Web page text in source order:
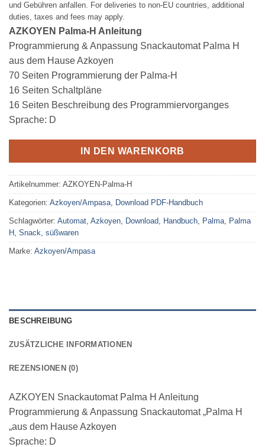
und Gebühren anfallen. For deliveries to non-EU countries, additional
duties, taxes and fees may apply.
AZKOYEN Palma-H Anleitung
Programmierung & Anpassung Snackautomat Palma H
aus dem Hause Azkoyen
70 Seiten Programmierung der Palma-H
16 Seiten Schaltpläne
16 Seiten Beschreibung des Programmiervorganges
Sprache: D
IN DEN WARENKORB
Artikelnummer: AZKOYEN-Palma-H
Kategorien: Azkoyen/Ampasa Download PDF-Handbuch
Schlagwörter: Automat Azkoyen Download Handbuch Palma
Palma
H
Snack süßwaren
Marke: Azkoyen/Ampasa
BESCHREIBUNG
ZUSÄTZLICHE INFORMATIONEN
REZENSIONEN (0)
AZKOYEN Snackautomat Palma H Anleitung
Programmierung & Anpassung Snackautomat „Palma H
„aus dem Hause Azkoyen
Sprache: D